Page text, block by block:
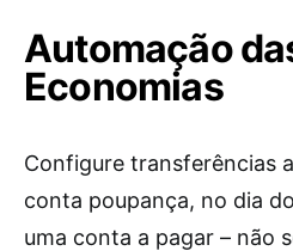
Automação
Economias
Configure transferências
conta poupança, no dia
uma conta a pagar – não